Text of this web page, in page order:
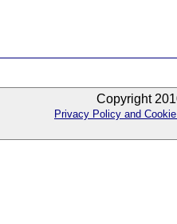
Copyright
Privacy Policy and